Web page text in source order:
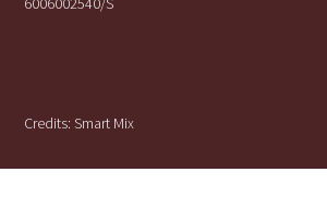
Credits:Smart Mix